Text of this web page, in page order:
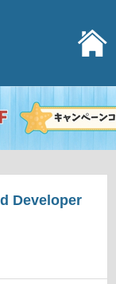
Developer